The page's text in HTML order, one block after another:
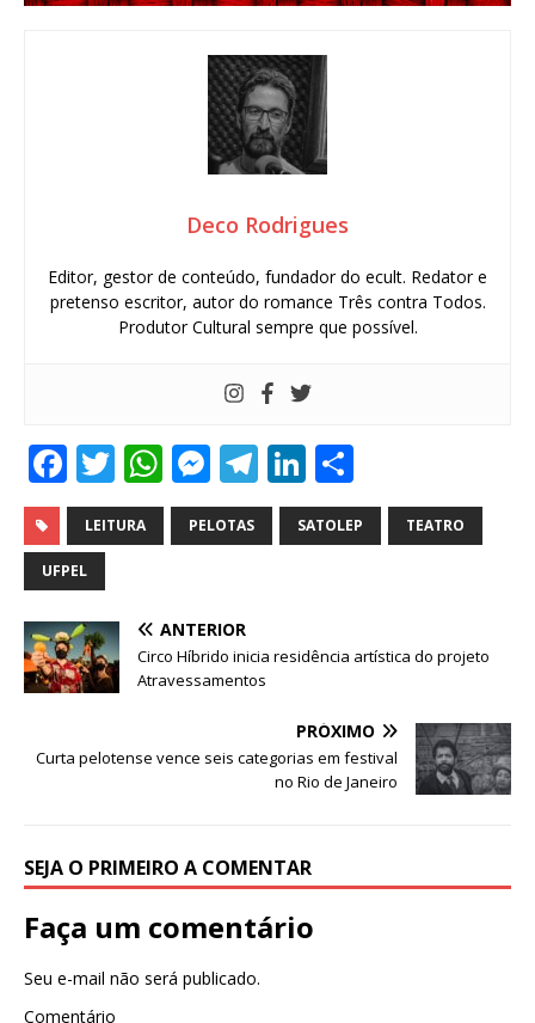
Deco Rodrigues
Editor, gestor de conteúdo, fundador do ecult. Redator e
pretenso escritor, autor do romance Três contra Todos.
Produtor Cultural sempre que possível.
F
a
c
e
b
o
o
T
w
it
r
W
h
at
A
p
p
M
e
ss
n
g
e
T
el
e
m
Li
n
k
n
h
ar
LEITURA PELOTAS SATOLEP TEATRO
UFPEL
ANTERIOR
Circo Híbrido inicia residência artística do projeto
Atravessamentos
PRÓXIMO
Curta pelotense vence seis categorias em festival
no Rio de Janeiro
SEJA O PRIMEIRO A COMENTAR
Faça um comentário
Seu e-mail não será publicado.
Comentário